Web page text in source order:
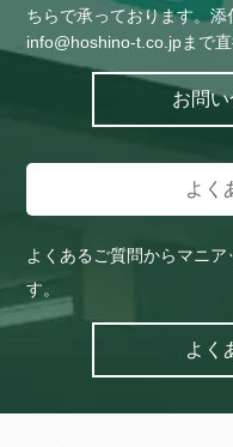
ちらで承っております。
info@hoshino-t.co.jpまで直
お問
よく
よくあるご質問からマニ
す。
よく